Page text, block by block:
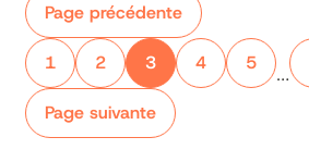
Page précédente
1 2 3 4 5
…
Page suivante